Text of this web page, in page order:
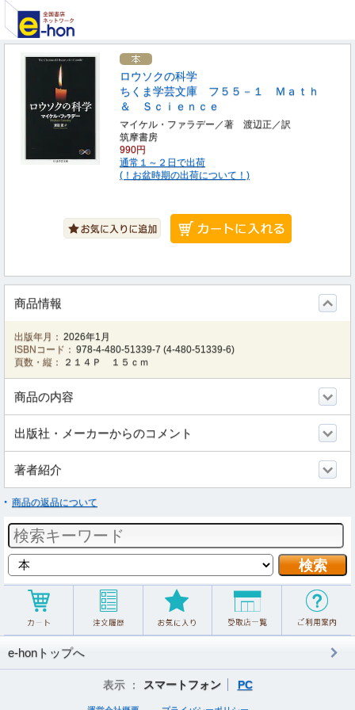
ロウソクの科学
ちくま学芸文庫 フ５５－１ Ｍａｔｈ
＆ Ｓｃｉｅｎｃｅ
マイケル・ファラデー／著 渡辺正／訳
筑摩書房
990円
通常１～２日で出荷
(！お盆時期の出荷について！)
商品情報
出版年月： 2026年1月
ISBNコード： 978-4-480-51339-7 (4-480-51339-6)
頁数・縦：
２１４Ｐ １５ｃｍ
商品の内容
出版社・メーカーからのコメント
著者紹介
商品の返品について
e-honトップへ
表示 ： スマートフォン PC